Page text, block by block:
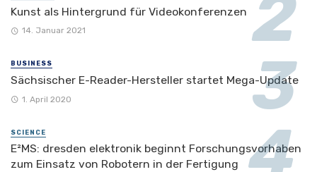
Kunst als Hintergrund für Videokonferenzen
14. Januar 2021
BUSINESS
Sächsischer E-Reader-Hersteller startet Mega-Update
1. April 2020
SCIENCE
E²MS: dresden elektronik beginnt Forschungsvorhaben
zum Einsatz von Robotern in der Fertigung